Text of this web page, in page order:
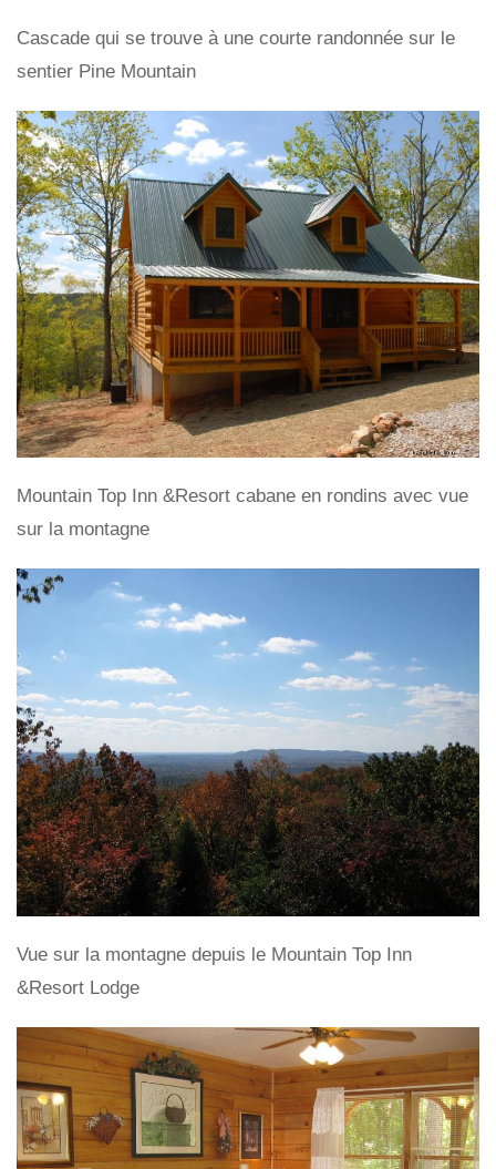
Cascade qui se trouve à une courte randonnée sur le
sentier Pine Mountain
Mountain Top Inn &Resort cabane en rondins avec vue
sur la montagne
Vue sur la montagne depuis le Mountain Top Inn
&Resort Lodge